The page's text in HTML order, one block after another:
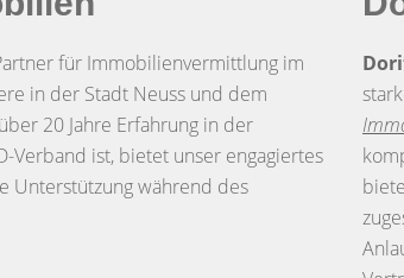
für Immobilienvermittlung im
in der Stadt Neuss und dem
20 Jahre Erfahrung in der
Verband ist, bietet unser engagiertes
Unterstützung während des